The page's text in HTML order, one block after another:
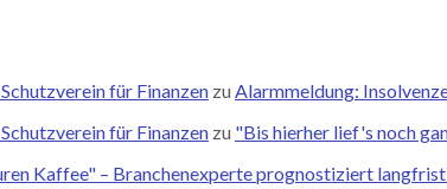
für Finanzen zu Alarmmeldung:
für Finanzen zu "Bis hierher lief's noch
Kaffee" – Branchenexperte prognostiziert